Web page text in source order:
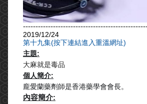
2019/12/24
第十九集(按下連結進入重溫網址)
主題:
大麻就是毒品
個人簡介:
龐愛蘭藥劑師是香港藥學會會長。
內容簡介: